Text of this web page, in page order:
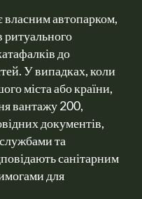
автопарком,
ритуального
до
У випадках, коли
міста або країни,
вантажу 200,
документів,
та
санітарним
для